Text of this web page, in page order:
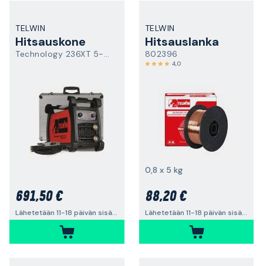
TELWIN
Hitsauskone
Technology 236XT 5-200A
691,50 €
Lähetetään 11-18 päivän sisällä
TELWIN
Hitsauslanka
802396
4,0
0,8 x 5 kg
88,20 €
Lähetetään 11-18 päivän sisällä